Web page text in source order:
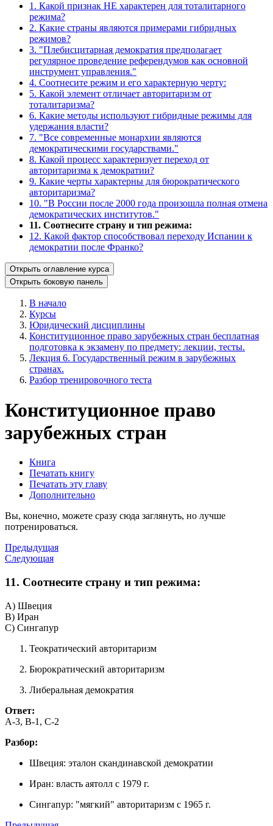
1. Какой признак НЕ характерен для тоталитарного
режима?
2. Какие страны являются примерами гибридных
режимов?
3. "Плебисцитарная демократия предполагает
регулярное проведение референдумов как основной
инструмент управления."
4. Соотнесите режим и его характерную черту:
5. Какой элемент отличает авторитаризм от
тоталитаризма?
6. Какие методы используют гибридные режимы для
удержания власти?
7. "Все современные монархии являются
демократическими государствами."
8. Какой процесс характеризует переход от
авторитаризма к демократии?
9. Какие черты характерны для бюрократического
авторитаризма?
10. "В России после 2000 года произошла полная отмена
демократических институтов."
11. Соотнесите страну и тип режима:
12. Какой фактор способствовал переходу Испании к
демократии после Франко?
Открыть оглавление курса
Открыть боковую панель
В начало
Курсы
Юридический дисциплины
Конституционное право зарубежных стран бесплатная
подготовка к экзамену по предмету: лекции, тесты.
Лекция 6. Государственный режим в зарубежных
странах.
Разбор тренировочного теста
Конституционное право
зарубежных стран
Книга
Печатать книгу
Печатать эту главу
Дополнительно
Вы, конечно, можете сразу сюда заглянуть, но лучше
потренироваться.
Предыдущая
Следующая
11. Соотнесите страну и тип режима:
A) Швеция
B) Иран
C) Сингапур
Теократический авторитаризм
Бюрократический авторитаризм
Либеральная демократия
Ответ:
A-3, B-1, C-2
Разбор:
Швеция: эталон скандинавской демократии
Иран: власть аятолл с 1979 г.
Сингапур: "мягкий" авторитаризм с 1965 г.